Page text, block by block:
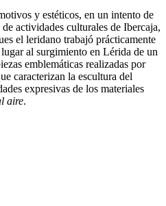
y estéticos, en un intento de
actividades culturales de Ibercaja,
el leridano trabajó prácticamente
al surgimiento en Lérida de un
emblemáticas realizadas por
caracterizan la escultura del
expresivas de los materiales
aire.